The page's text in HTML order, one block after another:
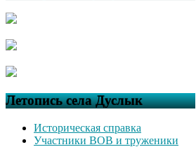
Летопись села Дуслык
Историческая справка
Участники ВОВ и труженики